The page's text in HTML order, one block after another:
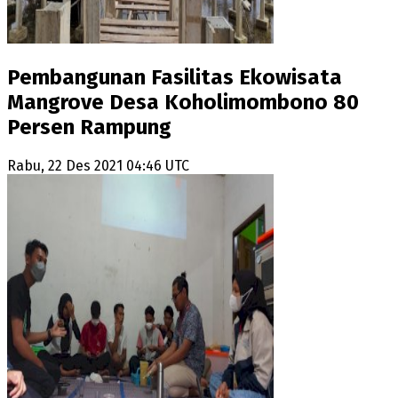
Pembangunan Fasilitas Ekowisata
Mangrove Desa Koholimombono 80
Persen Rampung
Rabu, 22 Des 2021 04:46 UTC